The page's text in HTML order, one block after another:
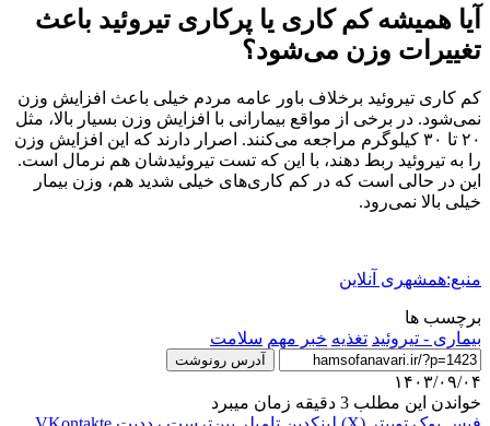
آیا همیشه کم کاری یا پرکاری تیروئید باعث
تغییرات وزن می‌شود؟
کم کاری تیروئید برخلاف باور عامه مردم خیلی باعث افزایش وزن
نمی‌شود. در برخی از مواقع بیمارانی با افزایش وزن‌ بسیار بالا، مثل
۲۰ تا ۳۰ کیلوگرم مراجعه می‌کنند. اصرار دارند که این افزایش وزن‌
را به تیروئید ربط دهند، با این که تست تیروئیدشان هم نرمال است.
این در حالی است که در کم کاری‌های خیلی شدید هم، وزن بیمار
خیلی بالا نمی‌رود.
منبع:همشهری آنلاین
برچسب ها
بیماری - تیروئید تغذیه خبر مهم سلامت
آدرس رونوشت
۱۴۰۳/۰۹/۰۴
خواندن این مطلب 3 دقیقه زمان میبرد